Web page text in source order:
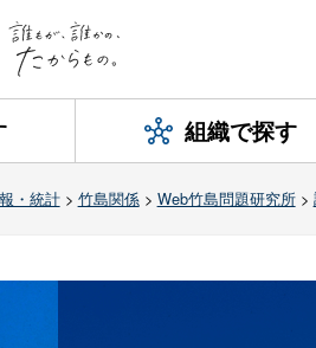
組織で探す
・統計> 竹島関係> Web竹島問題研究所>